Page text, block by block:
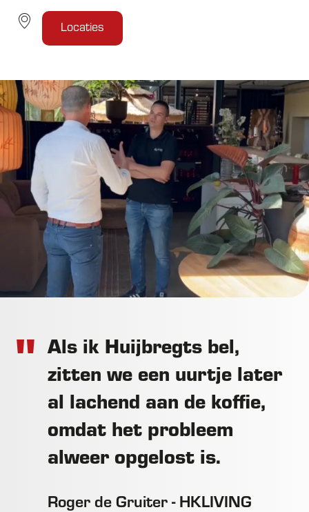
Locaties
Als ik Huijbregts bel,
zitten we een uurtje later
al lachend aan de koffie,
omdat het probleem
alweer opgelost is.
Roger de Gruiter - HKLIVING